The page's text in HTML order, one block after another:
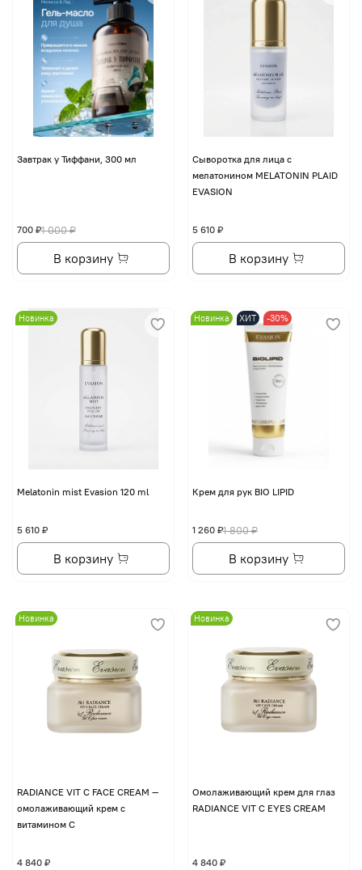
Завтрак у Тиффани, 300 мл
1 000 ₽
700 ₽
В корзину
Сыворотка для лица с
мелатонином MELATONIN PLAID
EVASION
5 610 ₽
В корзину
Новинка
Melatonin mist Evasion 120 ml
5 610 ₽
В корзину
Новинка ХИТ -30%
Крем для рук BIO LIPID
1 800 ₽
1 260 ₽
В корзину
Новинка
RADIANCE VIT C FACE CREAM —
омолаживающий крем с
витамином С
4 840 ₽
Новинка
Омолаживающий крем для глаз
RADIANCE VIT C EYES CREAM
4 840 ₽